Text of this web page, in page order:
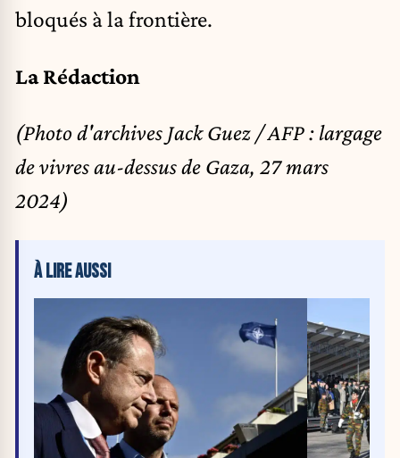
bloqués à la frontière.
La Rédaction
(Photo d'archives Jack Guez / AFP : largage
de vivres au-dessus de Gaza, 27 mars
2024)
À LIRE AUSSI